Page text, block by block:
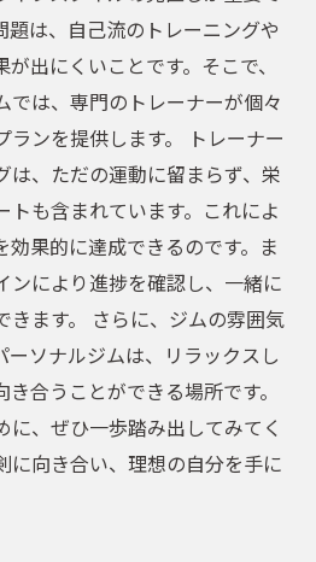
題は、自己流のトレーニングや
出にくいことです。そこで、
では、専門のトレーナーが個々
ランを提供します。 トレーナー
は、ただの運動に留まらず、栄
トも含まれています。これによ
効果的に達成できるのです。ま
ンにより進捗を確認し、一緒に
きます。 さらに、ジムの雰囲気
ーソナルジムは、リラックスし
合うことができる場所です。
に、ぜひ一歩踏み出してみてく
に向き合い、理想の自分を手に